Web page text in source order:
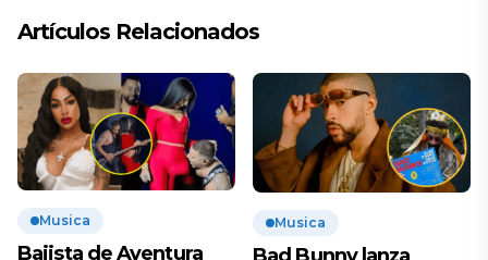
Artículos Relacionados
Musica
Bajista de Aventura
Musica